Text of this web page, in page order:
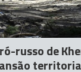
russo de